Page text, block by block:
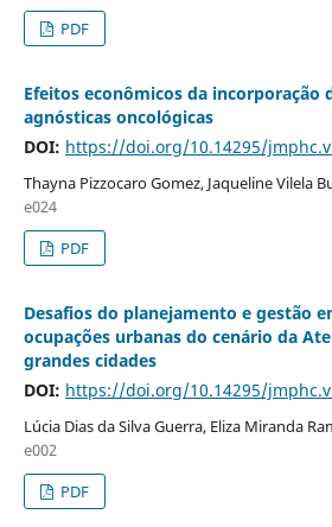
PDF
Efeitos econômicos da incorporação
agnósticas oncológicas
DOI: https://doi.org/10.14295/
Thayna Pizzocaro Gomez, Jaqueline Vilela
e024
PDF
Desafios do planejamento e gestão
ocupações urbanas do cenário da
grandes cidades
DOI: https://doi.org/10.14295/
Lúcia Dias da Silva Guerra, Eliza Miranda
e002
PDF